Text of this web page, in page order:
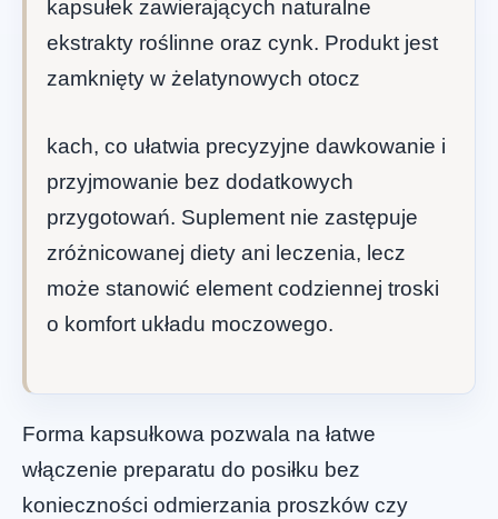
kapsułek zawierających naturalne
ekstrakty roślinne oraz cynk. Produkt jest
zamknięty w żelatynowych otocz
kach, co ułatwia precyzyjne dawkowanie i
przyjmowanie bez dodatkowych
przygotowań. Suplement nie zastępuje
zróżnicowanej diety ani leczenia, lecz
może stanowić element codziennej troski
o komfort układu moczowego.
Forma kapsułkowa pozwala na łatwe
włączenie preparatu do posiłku bez
konieczności odmierzania proszków czy